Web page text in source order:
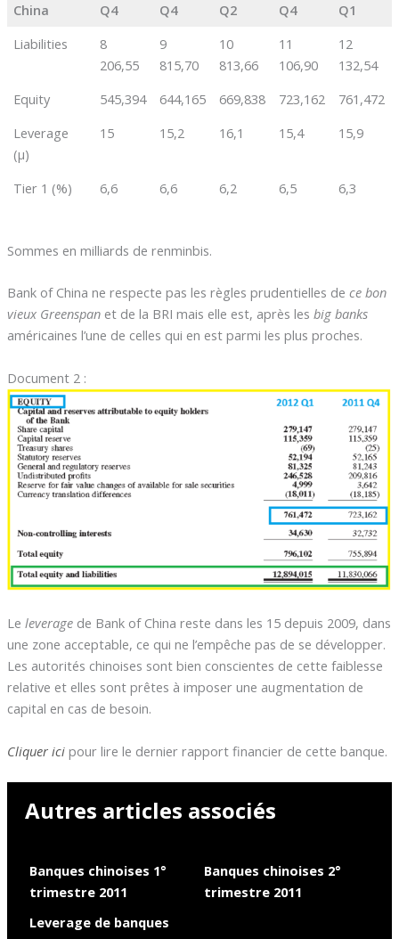
China
Q4
Q4
Q2
Q4
Q1
Liabilities
8
206,55
9
815,70
10
813,66
11
106,90
12
132,54
Equity
545,394 644,165 669,838 723,162
761,472
Leverage
(µ)
15 15,2 16,1 15,4 15,9
Tier 1 (%) 6,6 6,6 6,2 6,5 6,3
Sommes en milliards de renminbis.
Bank of China ne respecte pas les règles prudentielles de ce bon
vieux Greenspan et de la BRI mais elle est, après les big banks
américaines l’une de celles qui en est parmi les plus proches.
Document 2 :
Le leveragede Bank of China reste dans les 15 depuis 2009, dans
une zone acceptable, ce qui ne l’empêche pas de se développer.
Les autorités chinoises sont bien conscientes de cette faiblesse
relative et elles sont prêtes à imposer une augmentation de
capital en cas de besoin.
Cliquer icipour lire le dernier rapport financier de cette banque.
Autres articles associés
Banques chinoises 1°
trimestre 2011
Banques chinoises 2°
trimestre 2011
Leverage de banques